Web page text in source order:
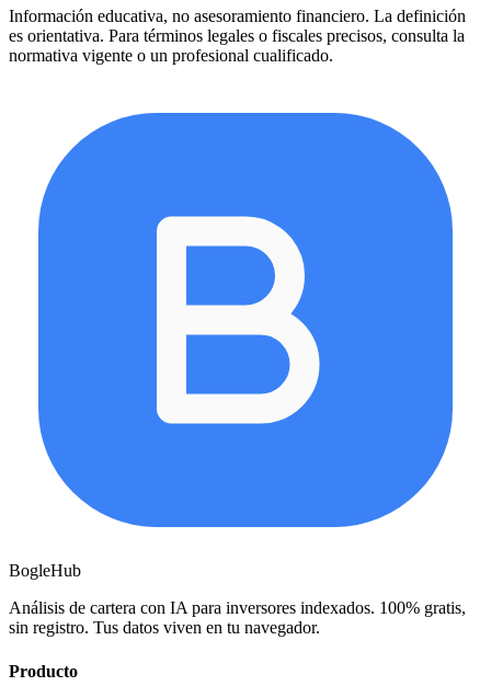
Información educativa, no asesoramiento financiero. La definición
es orientativa. Para términos legales o fiscales precisos, consulta la
normativa vigente o un profesional cualificado.
BogleHub
Análisis de cartera con IA para inversores indexados. 100% gratis,
sin registro. Tus datos viven en tu navegador.
Producto